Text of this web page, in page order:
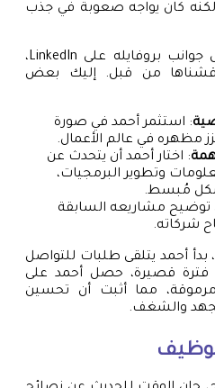
لكنه كان يواجه صعوبة في جذب
عندما نصحته بترتيب بعض جوانب بروفايله على LinkedIn،
ناقشناها من قبل. إليك بعض
: استثمر أحمد في صورة
مظهره في عالم الأعمال.
: اختار أحمد أن يتحدث عن
وتطوير البرمجيات،
مُبسط.
توضيح مشاريعه السابقة
شركاته.
بدأ أحمد يتلقى طلبات للتواصل
فترة قصيرة، حصل أحمد على
مما أثبت أن تحسين
والشغف.